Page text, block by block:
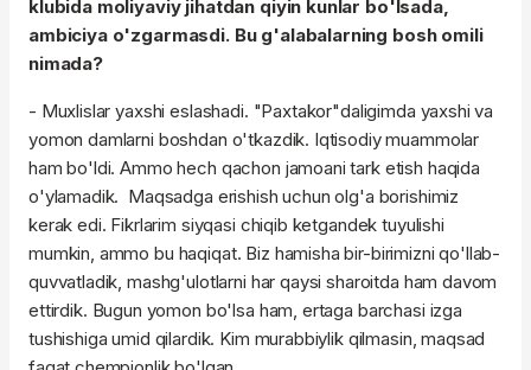
klubida moliyaviy jihatdan qiyin kunlar bo'lsada,
ambiciya o'zgarmasdi. Bu g'alabalarning bosh omili
nimada?
- Muxlislar yaxshi eslashadi. "Paxtakor"daligimda yaxshi va
yomon damlarni boshdan o'tkazdik. Iqtisodiy muammolar
ham bo'ldi. Ammo hech qachon jamoani tark etish haqida
o'ylamadik. Maqsadga erishish uchun olg'a borishimiz
kerak edi. Fikrlarim siyqasi chiqib ketgandek tuyulishi
mumkin, ammo bu haqiqat. Biz hamisha bir-birimizni qo'llab-
quvvatladik, mashg'ulotlarni har qaysi sharoitda ham davom
ettirdik. Bugun yomon bo'lsa ham, ertaga barchasi izga
tushishiga umid qilardik. Kim murabbiylik qilmasin, maqsad